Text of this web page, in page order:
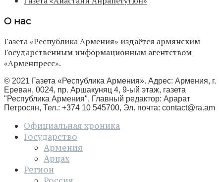
О нас
Газета «Республика Армения» издаётся армянским
Государственным информационным агентством
«Арменпресс».
© 2021 Газета «Республика Армения». Адрес: Армения, г.
Ереван, 0024, пр. Аршакуняц 4, 9-ый этаж, газета
"Республика Армения", Главный редактор: Арарат
Петросян, Тел.: +374 10 545700, Эл. почта: contact@ra.am
Официальная хроника
Государство
Армения
Арцах
Регион